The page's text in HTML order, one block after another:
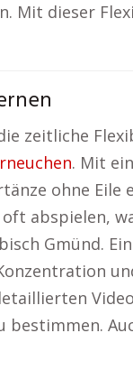
Mit dieser
zeitliche
. Mit
ohne
abspielen,
Gmünd.